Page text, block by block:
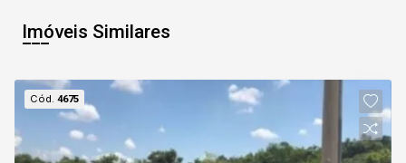
Imóveis Similares
Cód.4675